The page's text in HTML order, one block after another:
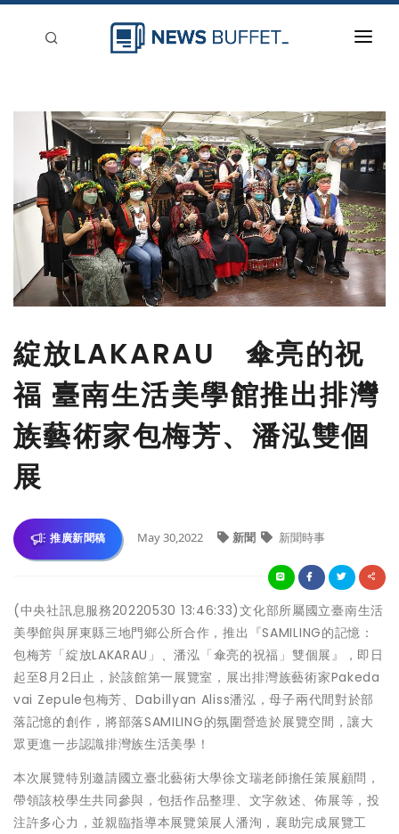
新聞稿分類
登入
刊登
綻放LAKARAU 傘亮的祝
福 臺南生活美學館推出排灣
族藝術家包梅芳、潘泓雙個
展
推廣新聞稿 May 30,2022 新聞 新聞時事
(中央社訊息服務20220530 13:46:33)文化部所屬國立臺南生活
美學館與屏東縣三地門鄉公所合作，推出『SAMILING的記憶：
包梅芳「綻放LAKARAU」、潘泓「傘亮的祝福」雙個展』，即日
起至8月2日止，於該館第一展覽室，展出排灣族藝術家Pakeda
vai Zepule包梅芳、Dabillyan Aliss潘泓，母子兩代間對於部
落記憶的創作，將部落SAMILING的氛圍營造於展覽空間，讓大
眾更進一步認識排灣族生活美學！
本次展覽特別邀請國立臺北藝術大學徐文瑞老師擔任策展顧問，
帶領該校學生共同參與，包括作品整理、文字敘述、佈展等，投
注許多心力，並親臨指導本展覽策展人潘洵，襄助完成展覽工